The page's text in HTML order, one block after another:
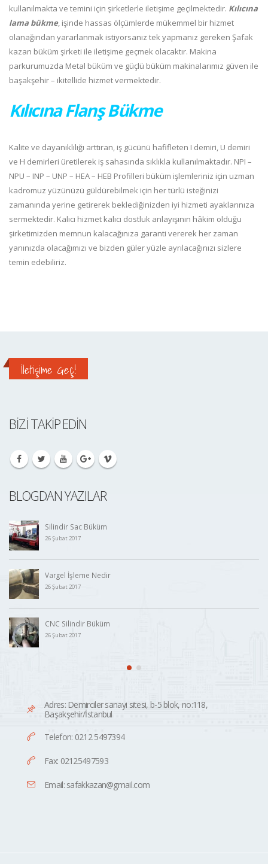
kullanılmakta ve temini için şirketlerle iletişime geçilmektedir. Kılıcına
lama bükme, işinde hassas ölçümlerde mükemmel bir hizmet
olanağından yararlanmak istiyorsanız tek yapmanız gereken Şafak
kazan büküm şirketi ile iletişime geçmek olacaktır. Makina
parkurumuzda Metal büküm ve güçlü büküm makinalarımız güven ile
başakşehir – ikitellide hizmet vermektedir.
Kılıcına Flanş Bükme
Kalite ve dayanıklılığı arttıran, iş gücünü hafifleten I demiri, U demiri
ve H demirleri üretilerek iş sahasında sıklıkla kullanılmaktadır. NPI –
NPU – INP – UNP – HEA – HEB Profilleri büküm işlemleriniz için uzman
kadromuz yüzünüzü güldürebilmek için her türlü isteğinizi
zamanında yerine getirerek beklediğinizden iyi hizmeti ayaklarınıza
sermektedir. Kalıcı hizmet kalıcı dostluk anlayışının hâkim olduğu
şirketimizden memnun kalacağınıza garanti vererek her zaman
yanınızda olacağımızı ve bizden güler yüzle ayrılacağınızı sizlere
temin edebiliriz.
İletişime Geç!
BIZI TAKIP EDIN
BLOGDAN YAZILAR
Profil Büküm Nedir
01 Şubat 2017
Otoklav Kapak İmalatı
28 Ocak 2017
Paslanmaz Şaft Borusu İmalatı
28 Ocak 2017
Adres: Demirciler sanayi sitesi, b-5 blok, no:118,
Başakşehir/İstanbul
Telefon: 0212 5497394
Fax: 02125497593
Email: safakkazan@gmail.com